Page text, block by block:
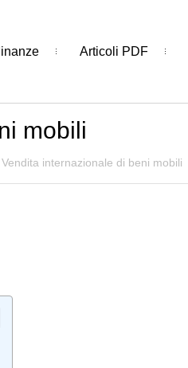
Articoli PDF
mobili
Vendita internazionale di beni mobili